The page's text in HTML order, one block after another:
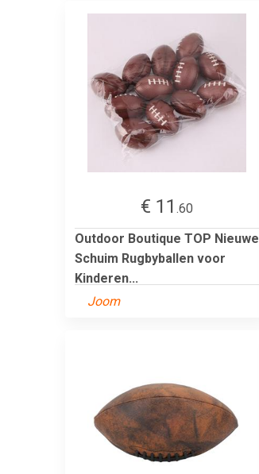
€ 11 .60
Outdoor Boutique TOP Nieuwe
Schuim Rugbyballen voor
Kinderen...
Joom